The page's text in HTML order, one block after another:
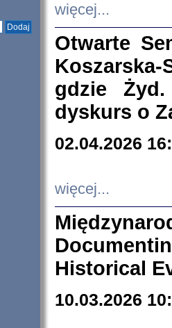
więcej...
Otwarte
Koszarska-
gdzie
dyskurs o
02.04.2026
więcej...
Historical
10.03.2026